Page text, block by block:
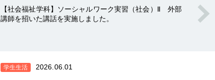
【社会福祉学科】ソーシャルワーク実習（社会）Ⅱ 外部
講師を招いた講話を実施しました。
学生生活 2026.06.01